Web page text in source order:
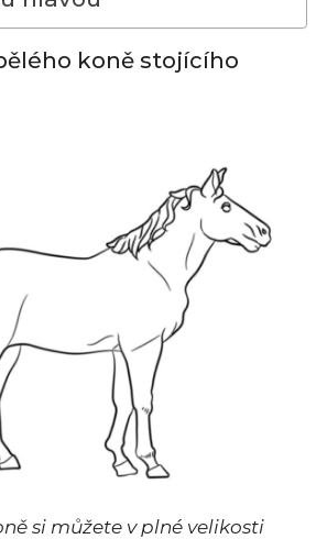
koně stojícího
si můžete v plné velikosti